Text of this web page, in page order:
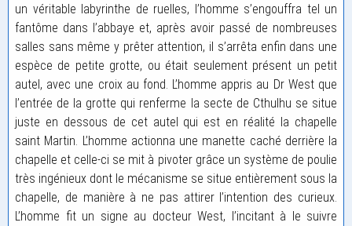
un véritable labyrinthe de ruelles, l’homme s’engouffra tel un
fantôme dans l’abbaye et, après avoir passé de nombreuses
salles sans même y prêter attention, il s’arrêta enfin dans une
espèce de petite grotte, ou était seulement présent un petit
autel, avec une croix au fond. L’homme appris au Dr West que
l’entrée de la grotte qui renferme la secte de Cthulhu se situe
juste en dessous de cet autel qui est en réalité la chapelle
saint Martin. L’homme actionna une manette caché derrière la
chapelle et celle-ci se mit à pivoter grâce un système de poulie
très ingénieux dont le mécanisme se situe entièrement sous la
chapelle, de manière à ne pas attirer l’intention des curieux.
L’homme fit un signe au docteur West, l’incitant à le suivre